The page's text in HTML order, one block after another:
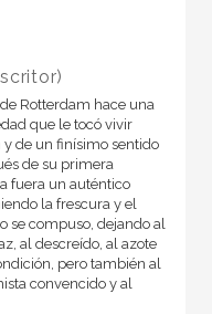
Rotterdam hace una
que le tocó vivir
de un finísimo sentido
de su primera
fuera un auténtico
la frescura y el
se compuso, dejando al
al descreído, al azote
pero también al
convencido y al